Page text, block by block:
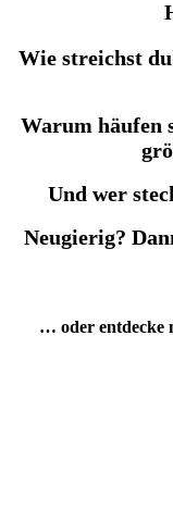
Wie streichst
Warum häufen
Und wer
Neugierig?
… oder entdecke